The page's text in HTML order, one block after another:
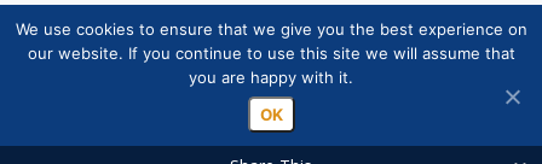
Copyright © Suomen Rotarypalvelu ry 2026 |
Jäsentietojärjestelmän tietosuojaseloste| Henkilötietojen
käsittely Rotarytoiminnassa
We use cookies to ensure that we give you the best experience on
our website. If you continue to use this site we will assume that
you are happy with it.
OK